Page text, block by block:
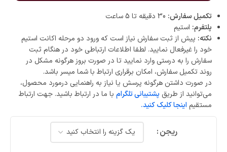
تکمیل سفارش:
پلتفرم: استیم
نکته: پیش از ثبت سفارش نیاز است که ورود دو مرحله اکانت استیم
خود را غیرفعال نمایید. لطفا اطلاعات ارتباطی خود در هنگام ثبت
سفارش را به درستی وارد نمایید تا در صورت بروز هرگونه مشکل در
روند تکمیل سفارش، امکان برقراری ارتباط با شما میسر باشد.
در صورت داشتن هرگونه پرسش یا نیاز به راهنمایی درمورد محصول،
می‌توانید از طریق پشتیبانی تلگرام با ما در ارتباط باشید. جهت ارتباط
مستقیم اینجا کلیک کنید.
ریجن